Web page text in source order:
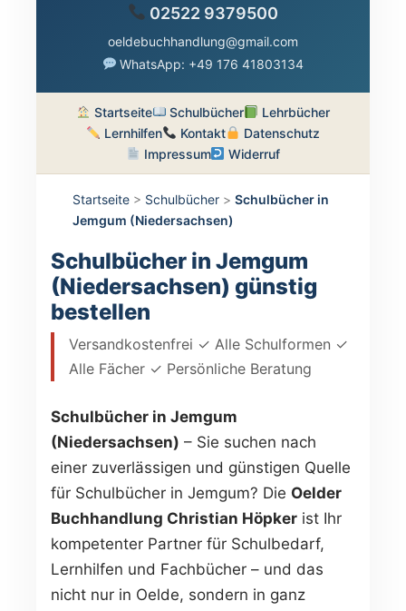
02522 9379500
oeldebuchhandlung@gmail.com
WhatsApp: +49 176 41803134
Startseite Schulbücher
Lehrbücher
Lernhilfen
Kontakt
Datenschutz
Impressum
Widerruf
Startseite > Schulbücher > Schulbücher in
Jemgum (Niedersachsen)
Schulbücher in Jemgum
(Niedersachsen) günstig
bestellen
Versandkostenfrei ✓ Alle Schulformen ✓
Alle Fächer ✓ Persönliche Beratung
Schulbücher in Jemgum
(Niedersachsen) – Sie suchen nach
einer zuverlässigen und günstigen Quelle
für Schulbücher in Jemgum? Die Oelder
Buchhandlung Christian Höpker ist Ihr
kompetenter Partner für Schulbedarf,
Lernhilfen und Fachbücher – und das
nicht nur in Oelde, sondern in ganz